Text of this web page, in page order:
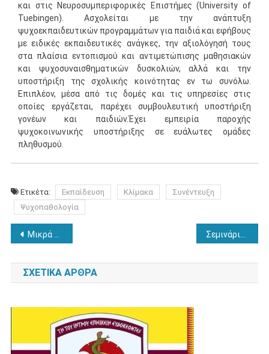
και στις Νευροσυμπεριφορικές Επιστήμες (University of
Tuebingen). Ασχολείται με την ανάπτυξη
ψυχοεκπαιδευτικών προγραμμάτων για παιδιά και εφήβους
με ειδικές εκπαιδευτικές ανάγκες, την αξιολόγησή τους
στα πλαίσια εντοπισμού και αντιμετώπισης μαθησιακών
και ψυχοσυναισθηματικών δυσκολιών, αλλά και την
υποστήριξη της σχολικής κοινότητας εν τω συνόλω.
Επιπλέον, μέσα από τις δομές και τις υπηρεσίες στις
οποίες εργάζεται, παρέχει συμβουλευτική υποστήριξη
γονέων και παιδιών.Έχει εμπειρία παροχής
ψυχοκοινωνικής υποστήριξης σε ευάλωτες ομάδες
πληθυσμού.
Ετικέτα: Εκπαίδευση Κλίμακα
Συνέντευξη
Ψυχοπαθολογία
Πλοήγηση
άρθρων
Μικρά και Ενδιαφέροντα #17 Σεμινάριο για την Ψυχική Υγεία των Βρεφών
ΣΧΕΤΙΚΆ ΆΡΘΡΑ